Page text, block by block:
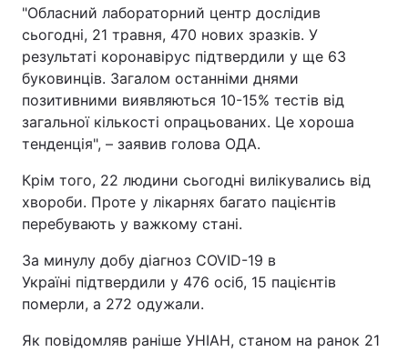
Контакти
Послуги
"Обласний лабораторний центр дослідив
сьогодні, 21 травня, 470 нових зразків. У
результаті коронавірус підтвердили у ще 63
буковинців. Загалом останніми днями
позитивними виявляються 10-15% тестів від
загальної кількості опрацьованих. Це хороша
тенденція", – заявив голова ОДА.
Крім того, 22 людини сьогодні вилікувались від
хвороби. Проте у лікарнях багато пацієнтів
перебувають у важкому стані.
За минулу добу діагноз COVID-19 в
Україні підтвердили у 476 осіб, 15 пацієнтів
померли, а 272 одужали.
Як повідомляв раніше УНІАН, станом на ранок 21